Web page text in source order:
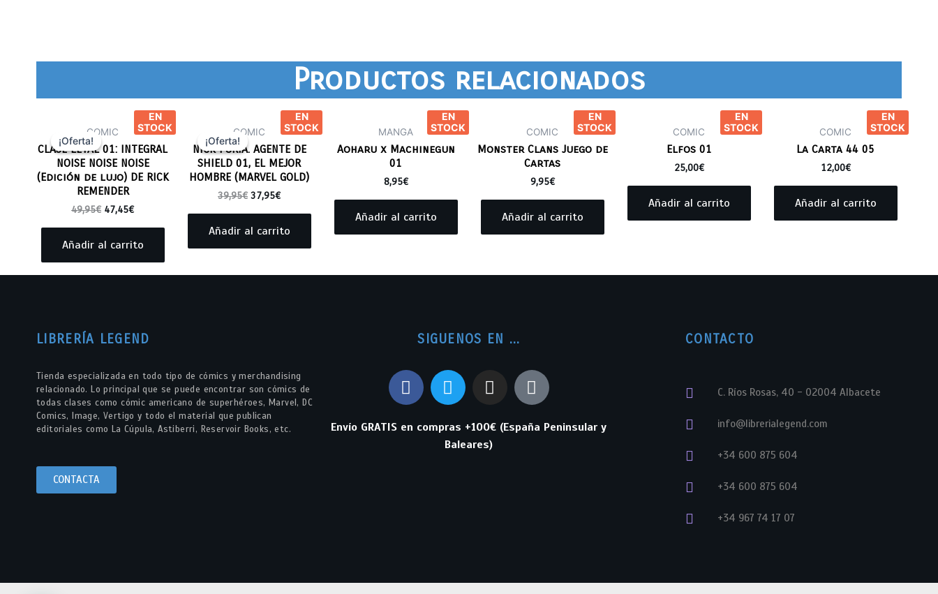
Productos relacionados
¡Oferta!
EN
STOCK
¡Oferta!
COMIC
CLASE LETAL 01: INTEGRAL
NOISE NOISE NOISE
(Edición de lujo) DE RICK
REMENDER
49,95€ 47,45€
Añadir al carrito
¡Oferta!
EN
STOCK
¡Oferta!
COMIC
NICK FURIA. AGENTE DE
SHIELD 01, EL MEJOR
HOMBRE (MARVEL GOLD)
39,95€ 37,95€
Añadir al carrito
EN
STOCK
MANGA
Aoharu x Machinegun
01
8,95€
Añadir al carrito
EN
STOCK
COMIC
Monster Clans Juego de
Cartas
9,95€
Añadir al carrito
EN
STOCK
COMIC
Elfos 01
25,00€
Añadir al carrito
EN
STOCK
COMIC
La Carta 44 05
12,00€
Añadir al carrito
LIBRERÍA LEGEND
Tienda especializada en todo tipo de cómics y merchandising
relacionado. Lo principal que se puede encontrar son cómics de
todas clases como cómic americano de superhéroes, Marvel, DC
Comics, Image, Vertigo y todo el material que publican
editoriales como La Cúpula, Astiberri, Reservoir Books, etc.
CONTACTA
SIGUENOS EN ...
Envío GRATIS en compras +100€ (España Peninsular y
Baleares)
CONTACTO
C. Ríos Rosas, 40 - 02004 Albacete
info@librerialegend.com
+34 600 875 604
+34 600 875 604
+34 967 74 17 07